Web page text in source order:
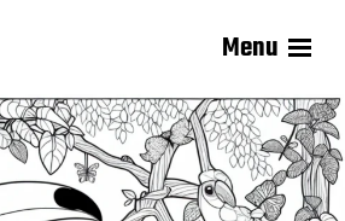
Menu